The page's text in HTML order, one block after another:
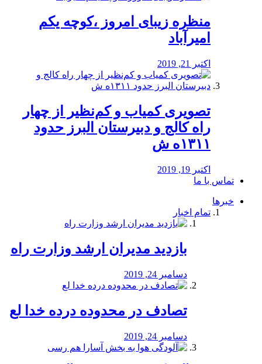
منظره‌‌ زیبای امروز ،کوچه یکم
امیرآباد
اکتبر 21, 2019
️تصویری کمیاب و کم‌نظیر از چهار
راه كالج و دبيرستان البرز حدود
۱۳۱۱ه ش
اکتبر 19, 2019
تماس با ما
خبرها
تمام اخبار
بازدید مدیران ارشد وزارت راه
دسامبر 24, 2019
تصادف در محدوده درده خدا لع
دسامبر 24, 2019